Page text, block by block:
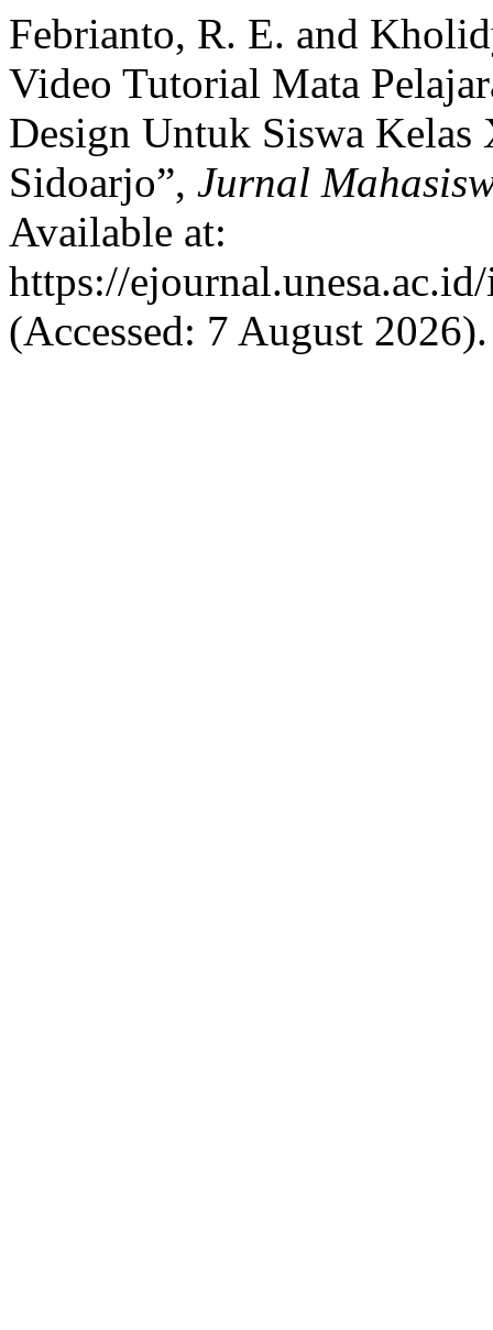
Febrianto, R. E. and
Video Tutorial Mata
Design Untuk Siswa
Sidoarjo”, Jurnal
Available at:
https://
(Accessed: 7 August 2026).